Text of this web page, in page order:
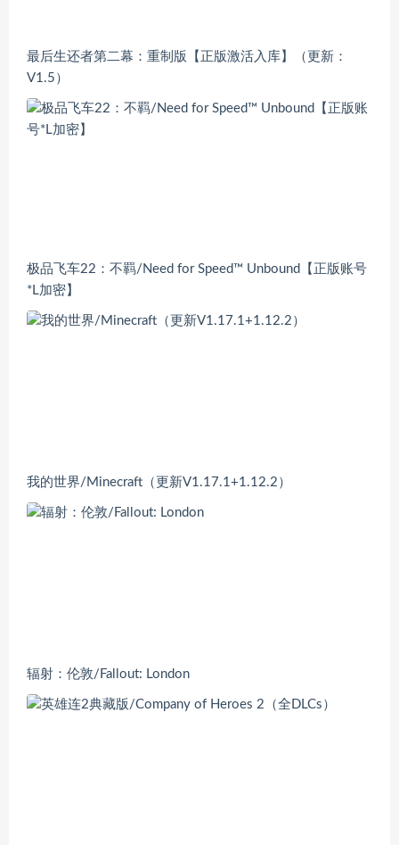
最后生还者第二幕：重制版【正版激活入库】（更新：
V1.5）
极品飞车22：不羁/Need for Speed™ Unbound【正版账号
*L加密】
我的世界/Minecraft（更新V1.17.1+1.12.2）
辐射：伦敦/Fallout: London